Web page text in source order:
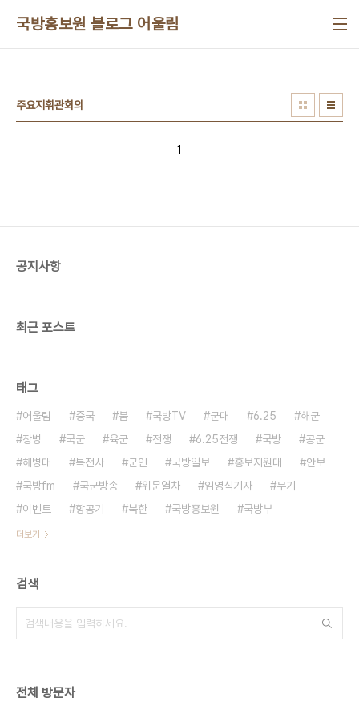
국방홍보원 블로그 어울림
주요지휘관회의
1
공지사항
최근 포스트
태그
어울림 중국 붐 국방TV 군대 6.25
해군
장병
국군 육군 전쟁 6.25전쟁 국방
공군
해병대
특전사 군인 국방일보 홍보지원대
안보
국방fm
국군방송 위문열차 임영식기자
무기
이벤트
항공기 북한 국방홍보원 국방부
더보기
검색
전체 방문자